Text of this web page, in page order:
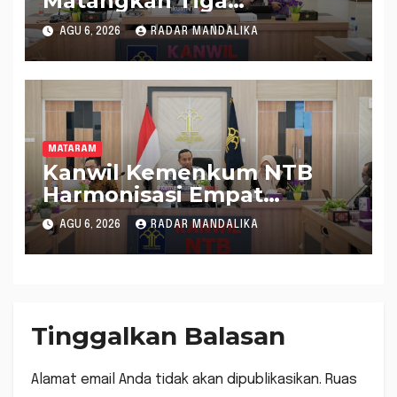
Rancangan Perbup
Sumbawa Barat melalui
Harmonisasi Regulasi
AGU 6, 2026 RADAR MANDALIKA
MATARAM
Kanwil Kemenkum NTB
Harmonisasi Empat
Rapergub untuk Perkuat
Kepastian Hukum di NTB
AGU 6, 2026 RADAR MANDALIKA
Tinggalkan Balasan
Alamat email Anda tidak akan dipublikasikan. Ruas